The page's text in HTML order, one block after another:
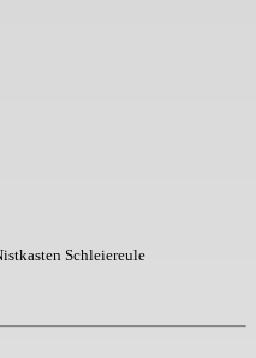
Schleiereule